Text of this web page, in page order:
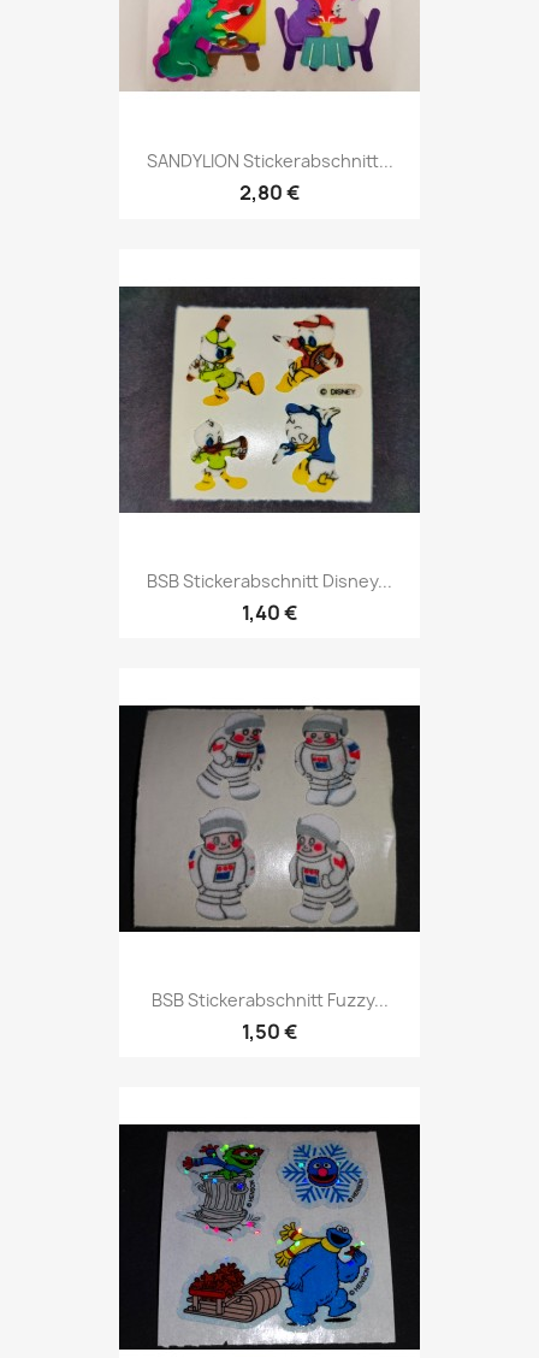
SANDYLION Stickerabschnitt...
2,80 €
BSB Stickerabschnitt Disney...
1,40 €
BSB Stickerabschnitt Fuzzy...
1,50 €